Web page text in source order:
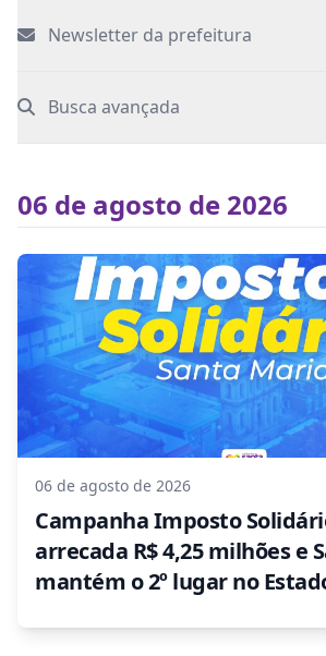
Newsletter da prefeitura
Busca avançada
06 de agosto de 2026
06 de agosto de 2026
Campanha Imposto
arrecada R$ 4,25 milhões e
mantém o 2º lugar no